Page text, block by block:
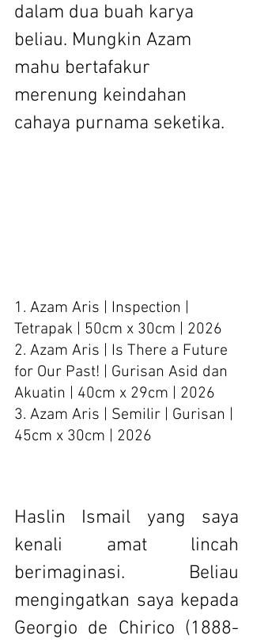
dalam dua buah karya
beliau. Mungkin Azam
mahu bertafakur
merenung keindahan
cahaya purnama seketika.
1. Azam Aris | Inspection |
Tetrapak | 50cm x 30cm | 2026
2. Azam Aris | Is There a Future
for Our Past! | Gurisan Asid dan
Akuatin | 40cm x 29cm | 2026
3. Azam Aris | Semilir | Gurisan |
45cm x 30cm | 2026
Haslin Ismail yang saya
kenali amat lincah
berimaginasi. Beliau
mengingatkan saya kepada
Georgio de Chirico (1888-